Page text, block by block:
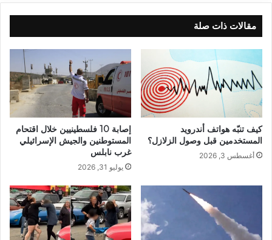
مقالات ذات صلة
كيف تنبّه هواتف أندرويد
المستخدمين قبل وصول الزلازل؟
أغسطس 3, 2026
إصابة 10 فلسطينيين خلال اقتحام
المستوطنين والجيش الإسرائيلي
غرب نابلس
يوليو 31, 2026